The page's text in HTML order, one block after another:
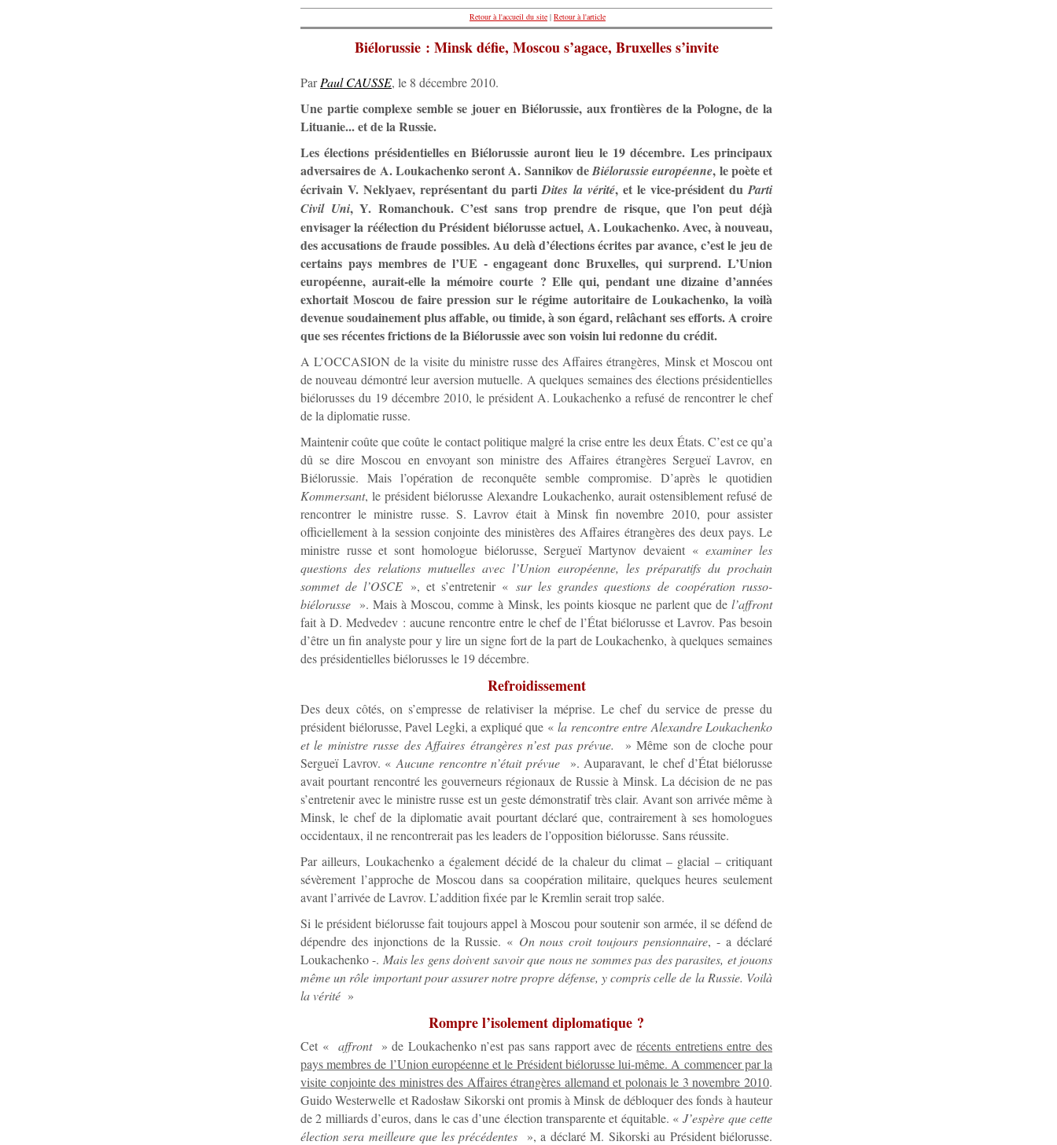
Retour à l'accueil du site | Retour à l'article
Biélorussie : Minsk défie, Moscou s’agace, Bruxelles s’invite
ParPaul CAUSSE, le 8 décembre 2010.
Une partie complexe semble se jouer en Biélorussie, aux frontières de la Pologne, de la
Lituanie... et de la Russie.
Les élections présidentielles en Biélorussie auront lieu le 19 décembre. Les principaux
adversaires de A. Loukachenko seront A. Sannikov deBiélorussie européenne, le poète et
écrivain V. Neklyaev, représentant du partiDites la vérité, et le vice-président duParti
Civil Uni, Y. Romanchouk. C’est sans trop prendre de risque, que l’on peut déjà
envisager la réélection du Président biélorusse actuel, A. Loukachenko. Avec, à nouveau,
des accusations de fraude possibles. Au delà d’élections écrites par avance, c’est le jeu de
certains pays membres de l’UE - engageant donc Bruxelles, qui surprend. L’Union
européenne, aurait-elle la mémoire courte ? Elle qui, pendant une dizaine d’années
exhortait Moscou de faire pression sur le régime autoritaire de Loukachenko, la voilà
devenue soudainement plus affable, ou timide, à son égard, relâchant ses efforts. A croire
que ses récentes frictions de la Biélorussie avec son voisin lui redonne du crédit.
A L’OCCASION de la visite du ministre russe des Affaires étrangères, Minsk et Moscou ont
de nouveau démontré leur aversion mutuelle. A quelques semaines des élections présidentielles
biélorusses du 19 décembre 2010, le président A. Loukachenko a refusé de rencontrer le chef
de la diplomatie russe.
Maintenir coûte que coûte le contact politique malgré la crise entre les deux États. C’est ce qu’a
dû se dire Moscou en envoyant son ministre des Affaires étrangères Sergueï Lavrov, en
Biélorussie. Mais l’opération de reconquête semble compromise. D’après le quotidien
Kommersant, le président biélorusse Alexandre Loukachenko, aurait ostensiblement refusé de
rencontrer le ministre russe. S. Lavrov était à Minsk fin novembre 2010, pour assister
officiellement à la session conjointe des ministères des Affaires étrangères des deux pays. Le
ministre russe et sont homologue biélorusse, Sergueï Martynov devaient «examiner les
questions des relations mutuelles avec l’Union européenne, les préparatifs du prochain
sommet de l’OSCE », et s’entretenir « sur les grandes questions de coopération russo-
biélorusse ». Mais à Moscou, comme à Minsk, les points kiosque ne parlent que de l’affront
fait à D. Medvedev : aucune rencontre entre le chef de l’État biélorusse et Lavrov. Pas besoin
d’être un fin analyste pour y lire un signe fort de la part de Loukachenko, à quelques semaines
des présidentielles biélorusses le 19 décembre.
Refroidissement
Des deux côtés, on s’empresse de relativiser la méprise. Le chef du service de presse du
président biélorusse, Pavel Legki, a expliqué que « la rencontre entre Alexandre Loukachenko
et le ministre russe des Affaires étrangères n’est pas prévue.
» Même son de cloche pour
Sergueï Lavrov. «Aucune rencontre n’était prévue
». Auparavant, le chef d’État biélorusse
avait pourtant rencontré les gouverneurs régionaux de Russie à Minsk. La décision de ne pas
s’entretenir avec le ministre russe est un geste démonstratif très clair. Avant son arrivée même à
Minsk, le chef de la diplomatie avait pourtant déclaré que, contrairement à ses homologues
occidentaux, il ne rencontrerait pas les leaders de l’opposition biélorusse. Sans réussite.
Par ailleurs, Loukachenko a également décidé de la chaleur du climat – glacial – critiquant
sévèrement l’approche de Moscou dans sa coopération militaire, quelques heures seulement
avant l’arrivée de Lavrov. L’addition fixée par le Kremlin serait trop salée.
Si le président biélorusse fait toujours appel à Moscou pour soutenir son armée, il se défend de
dépendre des injonctions de la Russie. « On nous croit toujours pensionnaire, - a déclaré
Loukachenko -. Mais les gens doivent savoir que nous ne sommes pas des parasites, et jouons
même un rôle important pour assurer notre propre défense, y compris celle de la Russie. Voilà
la vérité »
Rompre l’isolement diplomatique ?
Cet « affront » de Loukachenko n’est pas sans rapport avec derécents entretiens entre des
pays membres de l’Union européenne et le Président biélorusse lui-même. A commencer par la
visite conjointe des ministres des Affaires étrangères allemand et polonais le 3 novembre 2010.
Guido Westerwelle et Radosław Sikorski ont promis à Minsk de débloquer des fonds à hauteur
de 2 milliards d’euros, dans le cas d’une élection transparente et équitable. «J’espère que cette
élection sera meilleure que les précédentes
», a déclaré M. Sikorski au Président biélorusse.